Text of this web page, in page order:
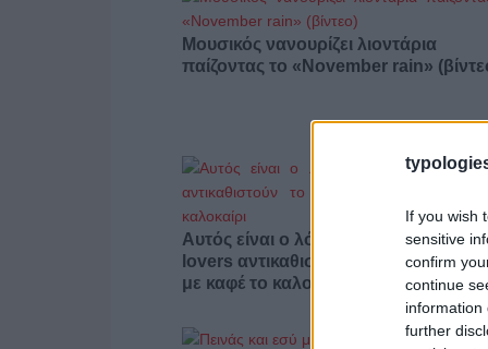
If you wish
sensitive
confirm
continue
information
further
Μουσικός νανουρίζει λιοντάρια
παίζοντας το «November rain»
Αυτός είναι ο λόγος που οι beauty
lovers αντικαθιστούν το μαύρο
με καφέ το καλοκαίρι